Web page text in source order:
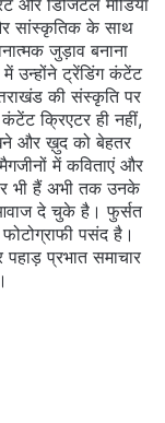
और डिजिटल मीडिया
सांस्कृतिक के साथ
जुड़ाव बनाना
उन्होंने ट्रेंडिंग कंटेंट
की संस्कृति पर
क्रिएटर ही नहीं,
और ख़ुद को बेहतर
में कविताएं और
भी हैं अभी तक उनके
दे चुके है। फुर्सत
पसंद है।
प्रभात समाचार